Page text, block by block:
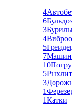
4
6
3
4
5
7
10
5
3
1
1Катки